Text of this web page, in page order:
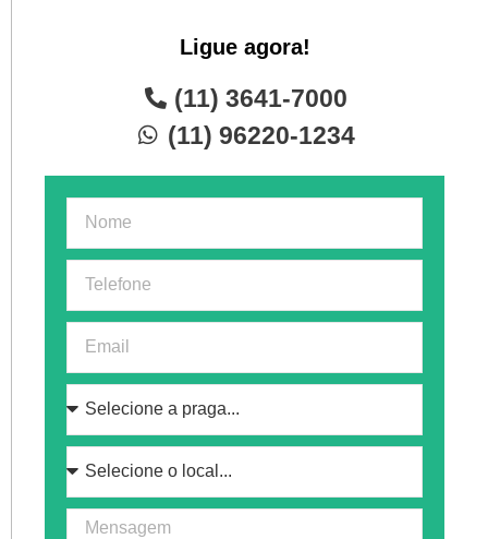
Ligue agora!
(11) 3641-7000
(11) 96220-1234